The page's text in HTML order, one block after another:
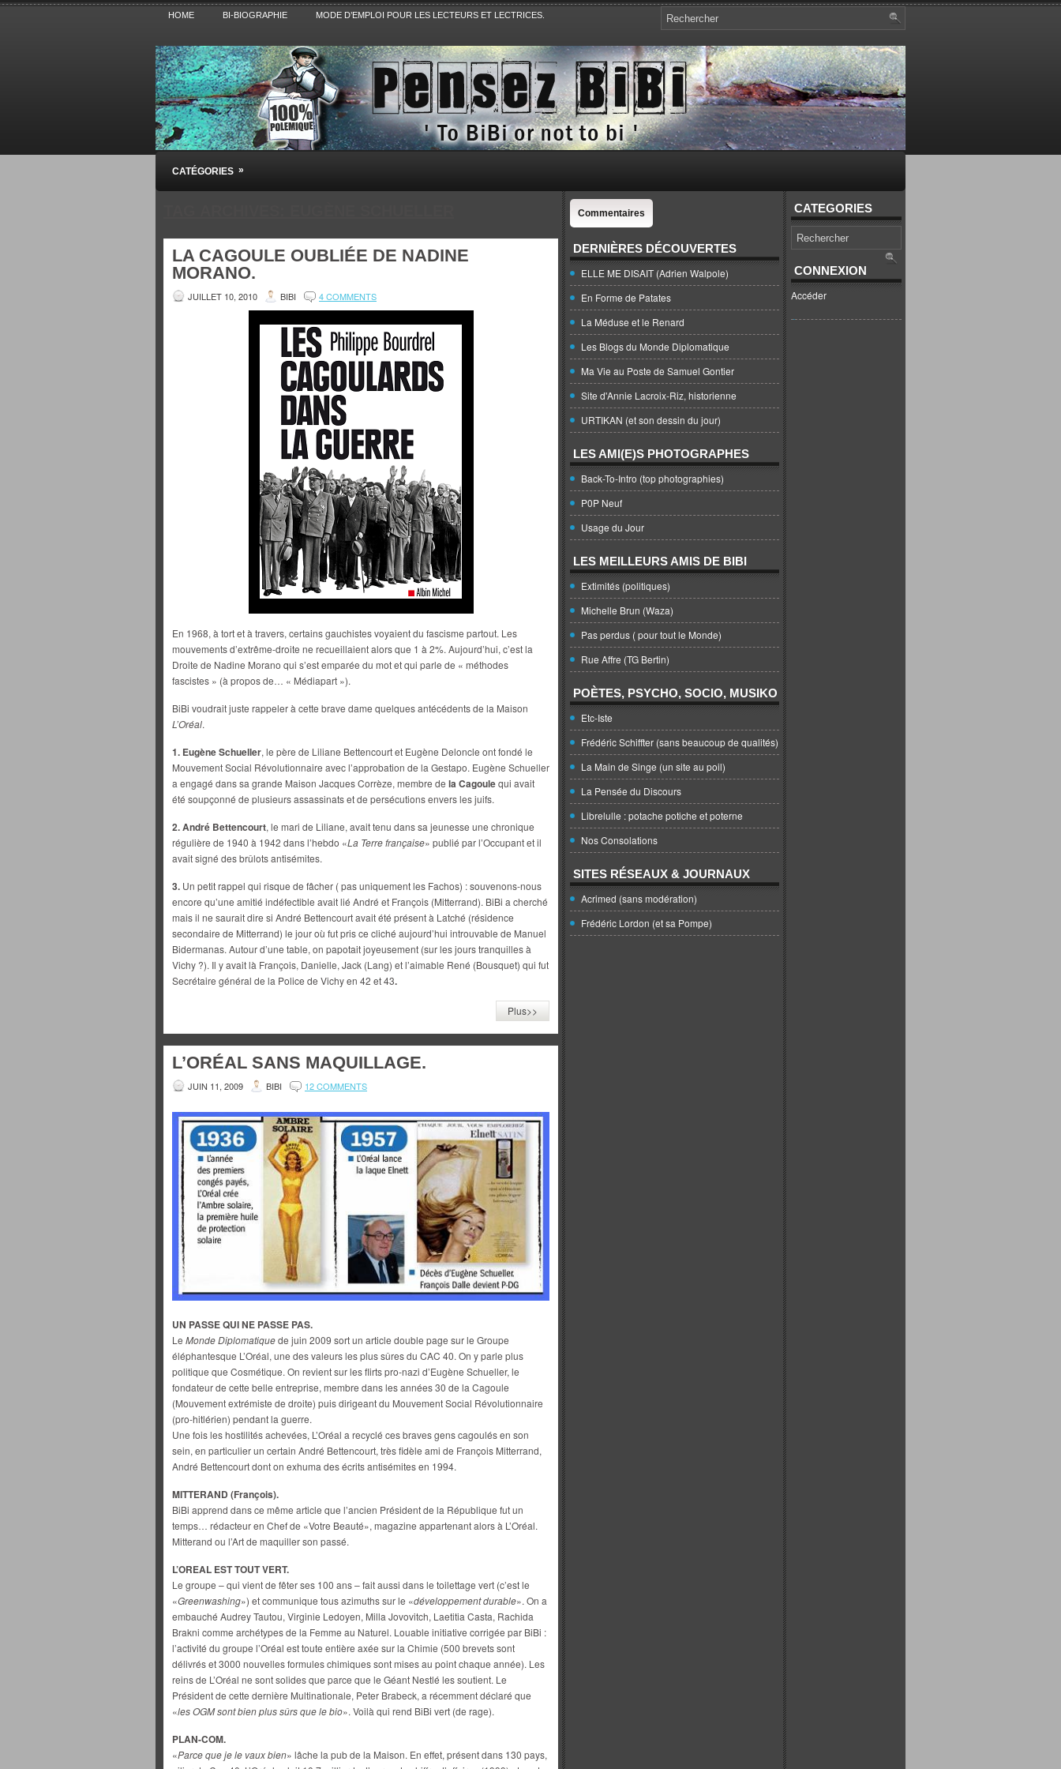
HOME BI-BIOGRAPHIE MODE D’EMPLOI POUR LES LECTEURS ET LECTRICES.
Pensez BiBi
Blog polémique sur l'Actualité, la Culture, la Politique, le Sport,. Avec Revue de presse et de blogs.
CATÉGORIES »
LA CAGOULE OUBLIÉE DE NADINE
MORANO.
JUILLET 10, 2010 BIBI 4 COMMENTS
En 1968, à tort et à travers, certains gauchistes voyaient du fascisme partout. Les
mouvements d’extrême-droite ne recueillaient alors que 1 à 2%. Aujourd’hui, c’est la
Droite de Nadine Morano qui s’est emparée du mot et qui parle de « méthodes
fascistes » (à propos de… « Médiapart »).
BiBi voudrait juste rappeler à cette brave dame quelques antécédents de la Maison
L’Oréal.
1. Eugène Schueller, le père de Liliane Bettencourt et Eugène Deloncle ont fondé le
Mouvement Social Révolutionnaire avec l’approbation de la Gestapo. Eugène Schueller
a engagé dans sa grande Maison Jacques Corrèze, membre de la Cagoulequi avait
été soupçonné de plusieurs assassinats et de persécutions envers les juifs.
2.André Bettencourt, le mari de Liliane, avait tenu dans sa jeunesse une chronique
régulière de 1940 à 1942 dans l’hebdo «La Terrefrançaise» publié par l’Occupant et il
avait signé des brûlots antisémites.
3. Un petit rappel qui risque de fâcher ( pas uniquement les Fachos) : souvenons-nous
encore qu’une amitié indéfectible avait lié André et François (Mitterrand). BiBi a cherché
mais il ne saurait dire si André Bettencourt avait été présent à Latché (résidence
secondaire de Mitterrand) le jour où fut pris ce cliché aujourd’hui introuvable de Manuel
Bidermanas. Autour d’une table, on papotait joyeusement (sur les jours tranquilles à
Vichy ?). Il y avait là François, Danielle, Jack (Lang) et l’aimable René (Bousquet) qui fut
Secrétaire général de la Police de Vichy en 42 et 43.
Plus>>
L’ORÉAL SANS MAQUILLAGE.
JUIN 11, 2009 BIBI 12 COMMENTS
UN PASSE QUI NE PASSE PAS.
Le Monde Diplomatiquede juin 2009 sort un article double page sur le Groupe
éléphantesque L’Oréal, une des valeurs les plus sûres du CAC 40. On y parle plus
politique que Cosmétique. On revient sur les flirts pro-nazi d’Eugène Schueller, le
fondateur de cette belle entreprise, membre dans les années 30 de la Cagoule
(Mouvement extrémiste de droite) puis dirigeant du Mouvement Social Révolutionnaire
(pro-hitlérien) pendant la guerre.
Une fois les hostilités achevées, L’Oréal a recyclé ces braves gens cagoulés en son
sein, en particulier un certain André Bettencourt, très fidèle ami de François Mitterrand,
André Bettencourt dont on exhuma des écrits antisémites en 1994.
MITTERAND (François).
BiBi apprend dans ce même article que l’ancien Président de la République fut un
temps… rédacteur en Chef de «Votre Beauté», magazine appartenant alors à L’Oréal.
Mitterand ou l’Art de maquiller son passé.
L’OREAL EST TOUT VERT.
Le groupe – qui vient de fêter ses 100 ans – fait aussi dans le toilettage vert (c’est le
«Greenwashing») et communique tous azimuths sur le «développement durable». On a
embauché Audrey Tautou, Virginie Ledoyen, Milla Jovovitch, Laetitia Casta, Rachida
Brakni comme archétypes de la Femme au Naturel. Louable initiative corrigée par BiBi :
l’activité du groupe l’Oréal est toute entière axée sur la Chimie (500 brevets sont
délivrés et 3000 nouvelles formules chimiques sont mises au point chaque année). Les
reins de L’Oréal ne sont solides que parce que le Géant Nestlé les soutient. Le
Président de cette dernière Multinationale, Peter Brabeck, a récemment déclaré que
«les OGM sont bien plus sûrs que le bio». Voilà qui rend BiBi vert (de rage).
PLAN-COM.
«Parce que je le vaux bien» lâche la pub de la Maison. En effet, présent dans 130 pays,
Commentaires
DERNIÈRES DÉCOUVERTES
ELLE ME DISAIT (Adrien Walpole)
En Forme de Patates
La Méduse et le Renard
Les Blogs du Monde Diplomatique
Ma Vie au Poste de Samuel Gontier
Site d'Annie Lacroix-Riz, historienne
URTIKAN (et son dessin du jour)
LES AMI(E)S PHOTOGRAPHES
Back-To-Intro (top photographies)
P0P Neuf
Usage du Jour
LES MEILLEURS AMIS DE BIBI
Extimités (politiques)
Michelle Brun (Waza)
Pas perdus ( pour tout le Monde)
Rue Affre (TG Bertin)
POÈTES, PSYCHO, SOCIO, MUSIKO
Etc-Iste
Frédéric Schiffter (sans beaucoup de qualités)
La Main de Singe (un site au poil)
La Pensée du Discours
Librelulle : potache potiche et poterne
Nos Consolations
SITES RÉSEAUX & JOURNAUX
Acrimed (sans modération)
Frédéric Lordon (et sa Pompe)
CATEGORIES
CONNEXION
Accéder